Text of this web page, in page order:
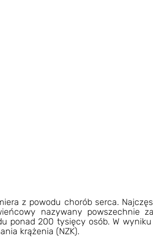
z powodu chorób serca.
nazywany powszechnie
ponad 200 tysięcy osób. W
krążenia (NZK).